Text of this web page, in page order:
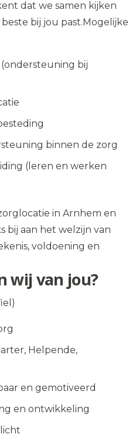
dat we samen kijken
bij jou past.Mogelijke
bij
binnen de zorg
(leren en werken
in Arnhem en
bij aan het welzijn van
voldoening en
wij van jou?
Helpende,
en gemotiveerd
en ontwikkeling